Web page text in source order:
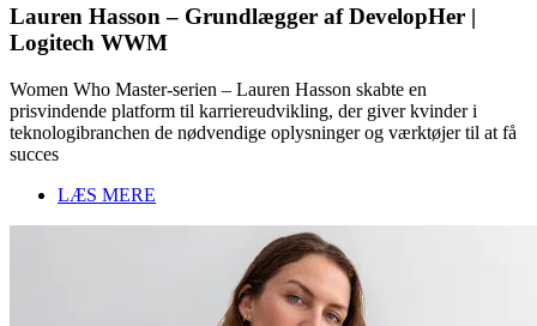
Lauren Hasson – Grundlægger af DevelopHer |
Logitech WWM
Women Who Master-serien – Lauren Hasson skabte en
prisvindende platform til karriereudvikling, der giver kvinder i
teknologibranchen de nødvendige oplysninger og værktøjer til at få
succes
LÆS MERE